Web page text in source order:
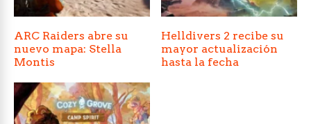
ARC Raiders abre su
nuevo mapa: Stella
Montis
Helldivers 2 recibe su
mayor actualización
hasta la fecha